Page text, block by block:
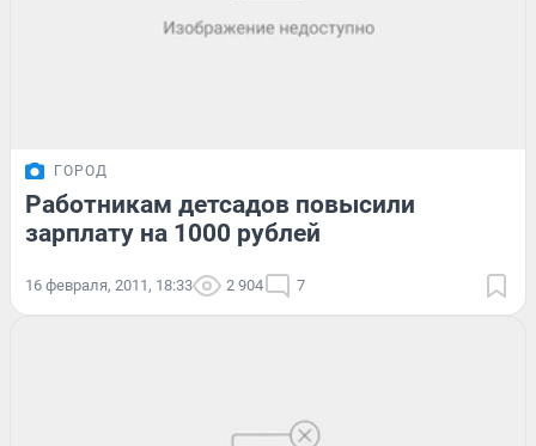
ГОРОД
Работникам детсадов повысили
зарплату на 1000 рублей
16 февраля, 2011, 18:33 2 904 7